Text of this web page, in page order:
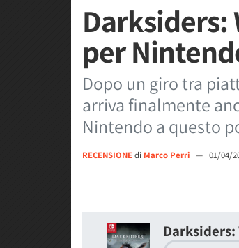
per
Dopo un giro tra
arriva finalmente
Nintendo a questo
RECENSIONEdi Marco Perri — 01/04/